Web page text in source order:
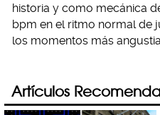
historia y como mecánica
bpm en el ritmo normal de
los momentos más
Artículos